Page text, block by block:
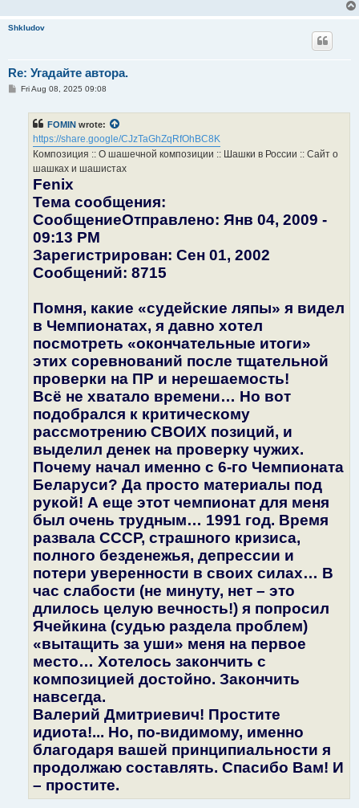
Shkludov
Re: Угадайте автора.
PFri Aug 08, 2025 09:08
FOMIN wrote:
https://share.google/CJzTaGhZqRfOhBC8K
Композиция :: О шашечной композиции :: Шашки в России :: Сайт о
шашках и шашистах
Fenix
Тема сообщения:
СообщениеОтправлено: Янв 04, 2009 -
09:13 PM
Зарегистрирован: Сен 01, 2002
Сообщений: 8715
Помня, какие «судейские ляпы» я видел
в Чемпионатах, я давно хотел
посмотреть «окончательные итоги»
этих соревнований после тщательной
проверки на ПР и нерешаемость!
Всё не хватало времени… Но вот
подобрался к критическому
рассмотрению СВОИХ позиций, и
выделил денек на проверку чужих.
Почему начал именно с 6-го Чемпионата
Беларуси? Да просто материалы под
рукой! А еще этот чемпионат для меня
был очень трудным… 1991 год. Время
развала СССР, страшного кризиса,
полного безденежья, депрессии и
потери уверенности в своих силах… В
час слабости (не минуту, нет – это
длилось целую вечность!) я попросил
Ячейкина (судью раздела проблем)
«вытащить за уши» меня на первое
место… Хотелось закончить с
композицией достойно. Закончить
навсегда.
Валерий Дмитриевич! Простите
идиота!... Но, по-видимому, именно
благодаря вашей принципиальности я
продолжаю составлять. Спасибо Вам! И
– простите.